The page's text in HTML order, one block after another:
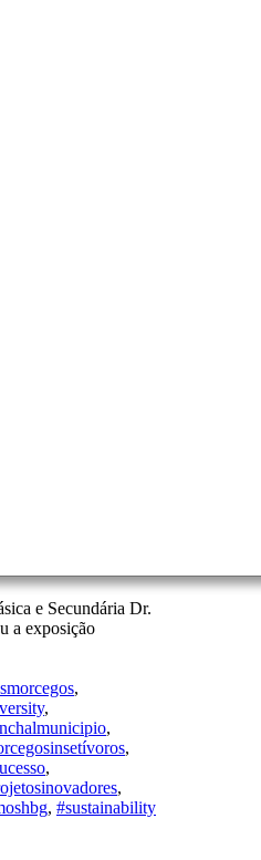
e Secundária Dr.
a exposição
,
,
,
,
,
,
, #sustainability